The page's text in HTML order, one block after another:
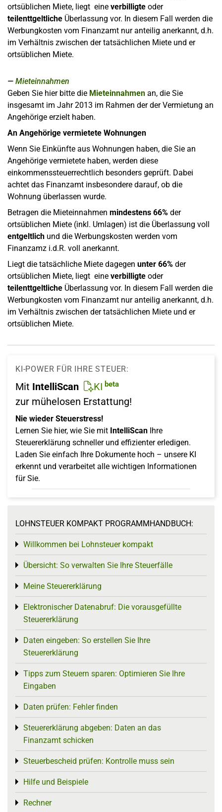
ortsüblichen Miete, liegt eine verbilligte oder
teilenttgeltliche Überlassung vor. In diesem Fall werden die
Werbungkosten vom Finanzamt nur anteilig anerkannt, d.h.
im Verhältnis zwischen der tatsächlichen Miete und er
ortsüblichen Miete.
Mieteinnahmen
Geben Sie hier bitte die Mieteinnahmen an, die Sie
insgesamt im Jahr 2013 im Rahmen der der Vermietung an
Angehörige erzielt haben.
An Angehörige vermietete Wohnungen
Wenn Sie Einkünfte aus Wohnungen haben, die Sie an
Angehörige vermietete haben, werden diese
einkommenssteuerrechtlich besonders geprüft. Dabei
achtet das Finanzamt insbesondere darauf, ob die
Wohnung überlassen wurde.
Betragen die Mieteinnahmen mindestens 66% der
ortsüblichen Miete (inkl. Umlagen) ist die Überlassung voll
entgeltlich und die Werbungskosten werden vom
Finanzamz i.d.R. voll anerkannt.
Liegt die tatsächliche Miete dagegen unter 66% der
ortsüblichen Miete, liegt eine verbilligte oder
teilenttgeltliche Überlassung vor. In diesem Fall werden die
Werbungkosten vom Finanzamt nur anteilig anerkannt, d.h.
im Verhältnis zwischen der tatsächlichen Miete und er
ortsüblichen Miete.
KI-POWER FÜR IHRE STEUER:
Mit IntelliScan KI beta
zur mühelosen Erstattung!
Nie wieder Steuerstress!
Lernen Sie hier, wie Sie mit IntelliScan Ihre
Steuererklärung schneller und effizienter erledigen.
Laden Sie einfach Ihre Dokumente hoch – unsere KI
erkennt und verarbeitet alle wichtigen Informationen
für Sie.
LOHNSTEUER KOMPAKT PROGRAMMHANDBUCH:
Willkommen bei Lohnsteuer kompakt
Toggle menu
Übersicht: So verwalten Sie Ihre Steuerfälle
Toggle menu
Meine Steuererklärung
Toggle menu
Elektronischer Datenabruf: Die vorausgefüllte
Steuererklärung
Toggle menu
Daten eingeben: So erstellen Sie Ihre
Steuererklärung
Toggle menu
Tipps zum Steuern sparen: Optimieren Sie Ihre
Eingaben
Toggle menu
Daten prüfen: Fehler finden
Toggle menu
Steuererklärung abgeben: Daten an das
Finanzamt schicken
Toggle menu
Steuerbescheid prüfen: Kontrolle muss sein
Toggle menu
Hilfe und Beispiele
Toggle menu
Rechner
Toggle menu